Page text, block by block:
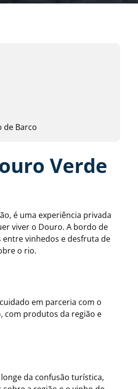
de Barco
Verde
é uma experiência privada
viver o Douro. A bordo de
entre vinhedos e desfruta de
o rio.
em parceria com o
com produtos da região e
da confusão turística,